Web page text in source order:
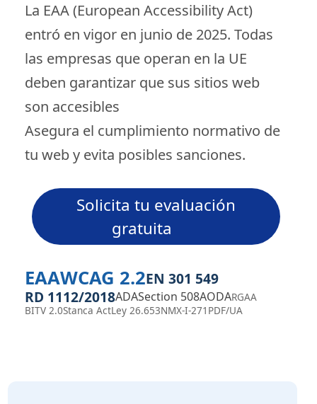
La EAA (European Accessibility Act)
entró en vigor en junio de 2025. Todas
las empresas que operan en la UE
deben garantizar que sus sitios web
son accesibles
Asegura el cumplimiento normativo de
tu web y evita posibles sanciones.
Solicita tu evaluación
gratuita
EAAWCAG 2.2EN 301 549
RD 1112/2018ADASection 508AODARGAA
BITV 2.0Stanca ActLey 26.653NMX-I-271 PDF/UA